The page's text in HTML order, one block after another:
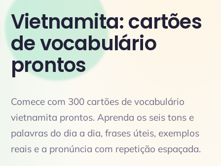
Vietnamita: cartões
de vocabulário
prontos
Comece com 300 cartões de vocabulário
vietnamita prontos. Aprenda os seis tons e
palavras do dia a dia, frases úteis, exemplos
reais e a pronúncia com repetição espaçada.